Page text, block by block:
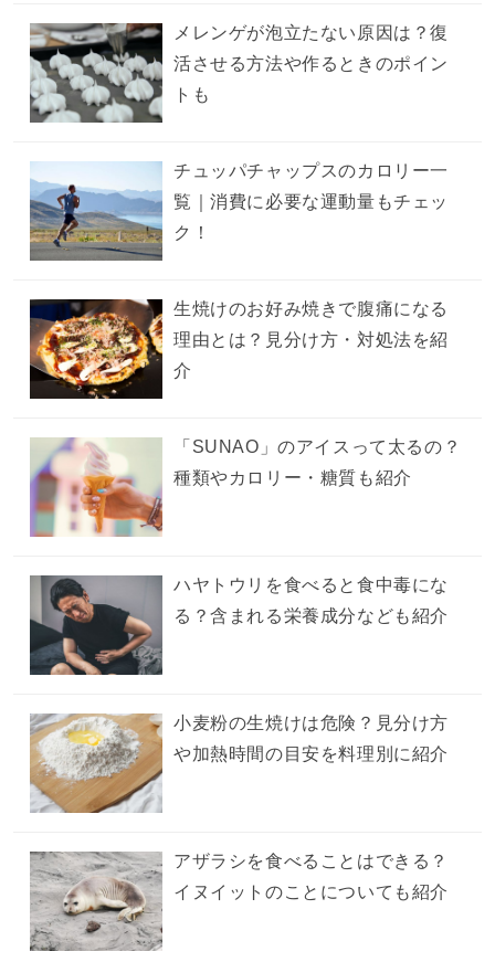
メレンゲが泡立たない原因は？復
活させる方法や作るときのポイン
トも
チュッパチャップスのカロリー一
覧｜消費に必要な運動量もチェッ
ク！
生焼けのお好み焼きで腹痛になる
理由とは？見分け方・対処法を紹
介
「SUNAO」のアイスって太るの？
種類やカロリー・糖質も紹介
ハヤトウリを食べると食中毒にな
る？含まれる栄養成分なども紹介
小麦粉の生焼けは危険？見分け方
や加熱時間の目安を料理別に紹介
アザラシを食べることはできる？
イヌイットのことについても紹介